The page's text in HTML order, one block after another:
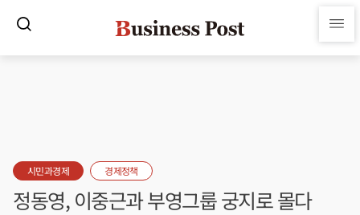
시민과경제 경제정책
정동영, 이중근과 부영그룹 궁지로 몰다